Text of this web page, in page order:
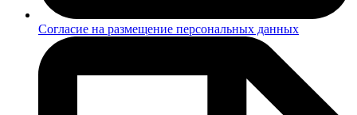
Согласие на размещение персональных данных